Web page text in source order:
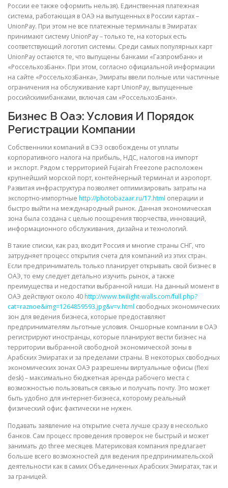
России ее также оформить нельзя). Единственная платежная
система, работающая в ОАЭ на выпущенных в России картах –
UnionPay. При этом не все платежные терминалы в Эмиратах
принимают систему UnionPay – только те, на которых есть
соответствующий логотип системы. Среди самых популярных карт
UnionPay остаются те, что выпущены банками «Газпромбанк» и
«РоссельхозБанк». При этом, согласно официальной информации
на сайте «РоссельхозБанка», Эмираты ввели полные или частичные
ограничения на обслуживание карт UnionPay, выпущенные
российскимибанками, включая сам «РоссельхозБанк».
Бизнес В Оаэ: Условия И Порядок
Регистрации Компании
Собственники компаний в СЭЗ освобождены от уплаты
корпоративного налога на прибыль, НДС, налогов на импорт
и экспорт. Рядом с территорией Fujairah Freezone расположен
крупнейший морской порт, контейнерный терминал и аэропорт.
Развитая инфраструктура позволяет оптимизировать затраты на
экспортно-импортные http://photobazaar.ru/17.html операции и
быстро выйти на международный рынок. Данная экономическая
зона была создана с целью поощрения творчества, инноваций,
информационного обслуживания, дизайна и технологий.
В такие списки, как раз, входит Россия и многие страны СНГ, что
затрудняет процесс открытия счета для компаний из этих стран.
Если предприниматель только планирует открывать свой бизнес в
ОАЭ, то ему следует детально изучить рынок, а также
преимущества и недостатки выбранной ниши. На данный момент в
ОАЭ действуют около 40http://www.twilight-walls.com/full.php?
cat=raznoe&img=1264859593.jpg&v=v.html свободных экономических
зон для ведения бизнеса, которые предоставляют
предпринимателям льготные условия. Оншорные компании в ОАЭ
регистрируют иностранцы, которые планируют вести бизнес на
территории выбранной свободной экономической зоны в
Арабских Эмиратах и за пределами страны. В некоторых свободных
экономических зонах ОАЭ разрешены виртуальные офисы (flexi
desk) – максимально бюджетная аренда рабочего места с
возможностью пользоваться связью и получать почту. Это может
быть удобно для интернет-бизнеса, которому реальный
физический офис фактически не нужен.
Подавать заявление на открытие счета лучше сразу в несколько
банков. Сам процесс проведения проверок не быстрый и может
занимать до three месяцев. Материковая компания предлагает
больше всего возможностей для ведения предпринимательской
деятельности как в самих Объединенных Арабских Эмиратах, так и
за границей.